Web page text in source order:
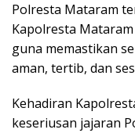
Polresta Mataram
Kapolresta
guna memastikan
aman, tertib, dan
Kehadiran
keseriusan jajaran